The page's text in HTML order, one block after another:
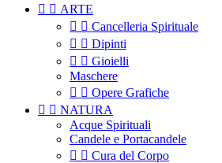
  ARTE
  Cancelleria Spirituale
  Dipinti
  Gioielli
Maschere
  Opere Grafiche
  NATURA
Acque Spirituali
Candele e Portacandele
  Cura del Corpo